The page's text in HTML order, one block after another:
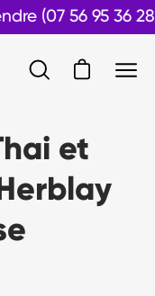
56 95 36 28)
Ouvrir
de
Ouvrir le
et